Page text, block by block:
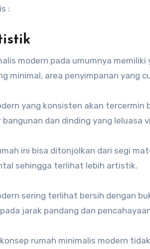
:
modern pada umumnya
minimal, area penyimpanan yang
yang konsisten akan
dan dinding yang leluasa
ini bisa ditonjolkan dari segi
sehingga terlihat lebih artistik.
sering terlihat bersih dengan
jarak pandang dan
rumah minimalis modern